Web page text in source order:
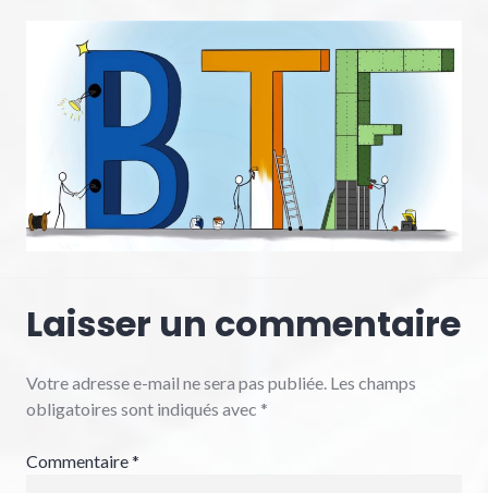
Laisser un commentaire
Votre adresse e-mail ne sera pas publiée. Les champs
obligatoires sont indiqués avec *
Commentaire*